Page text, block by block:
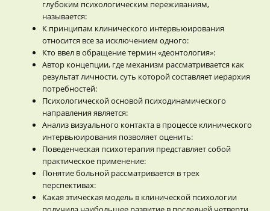
глубоким психологическим переживаниям,
называется:
К принципам клинического интервьюирования
относится все за исключением одного:
Кто ввел в обращение термин «деонтология»:
Автор концепции, где механизм рассматривается как
результат личности, суть которой составляет иерархия
потребностей:
Психологической основой психодинамического
направления является:
Анализ визуального контакта в процессе клинического
интервьюирования позволяет оценить:
Поведенческая психотерапия представляет собой
практическое применение:
Понятие больной рассматривается в трех
перспективах:
Какая этическая модель в клинической психологии